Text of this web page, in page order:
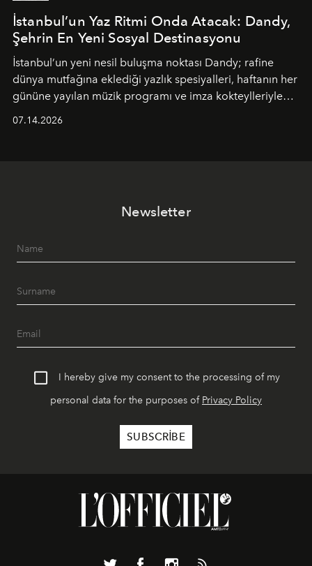
İstanbul’un Yaz Ritmi Onda Atacak: Dandy,
Şehrin En Yeni Sosyal Destinasyonu
İstanbul’un yeni nesil buluşma noktası Dandy; rafine
dünya mutfağına eklediği yazlık spesiyalleri, haftanın her
gününe yayılan müzik programı ve imza kokteylleriyle
07.14.2026
Newsletter
I hereby give my consent to the processing of my
personal data for the purposes of Privacy Policy